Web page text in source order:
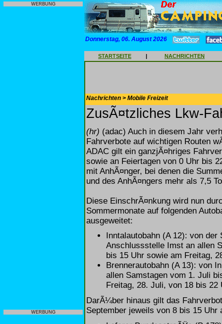
WERBUNG
WERBUNG
Donnerstag, 06. August 2026
STARTSEITE | NACHRICHTEN
Nachrichten > Mobile Freizeit
ZusÃ¤tzliches Lkw-
(hr) (adac) Auch in diesem Jahr
Fahrverbote auf wichtigen Routen
ADAC gilt ein ganzjÃ¤hriges
sowie an Feiertagen von 0 Uhr bis
mit AnhÃ¤nger, bei denen die
und des AnhÃ¤ngers mehr als 7,5
Diese EinschrÃ¤nkung wird nun
Sommermonate auf folgenden
ausgeweitet:
Inntalautobahn (A 12): von
Anschlussstelle Imst an allen
bis 15 Uhr sowie am Freitag,
Brennerautobahn (A 13): von
allen Samstagen vom 1. Juli
Freitag, 28. Juli, von 18 bis 22
DarÃ¼ber hinaus gilt das
September jeweils von 8 bis 15 Uhr